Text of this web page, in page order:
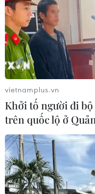
#Bắc Giang #Khoa
#Biên bản ghi nhớ
#Chuyển giao công nghệ
Theo dõi VietnamPlus
vietnamplus.vn
Khởi tố người đi
trên quốc lộ ở